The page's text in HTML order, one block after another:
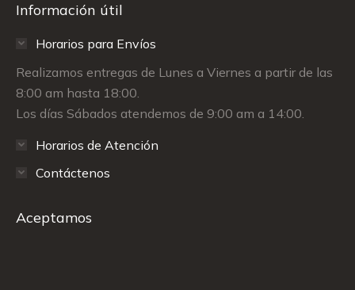
Información útil
Horarios para Envíos
Realizamos entregas de Lunes a Viernes a partir de las
8:00 am hasta 18:00.
Los días Sábados atendemos de 9:00 am a 14:00.
Horarios de Atención
Contáctenos
Aceptamos